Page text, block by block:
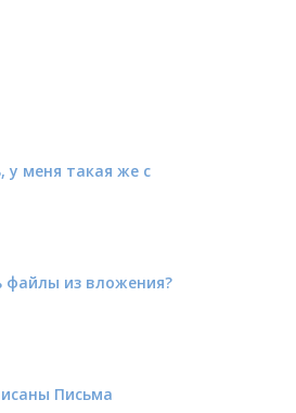
у меня такая же с
файлы из вложения?
Письма